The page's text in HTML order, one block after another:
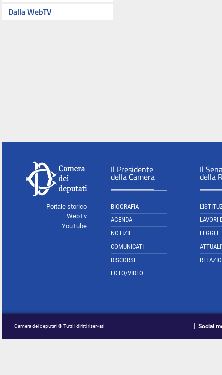
Dalla WebTV
Portale storico
WebTv
YouTube
Il Presidente
della Camera
BIOGRAFIA
AGENDA
NOTIZIE
COMUNICATI
DISCORSI
FOTO/VIDEO
Il
della
LAVORI
LEGGI E
Camera dei deputati © Tutti i diritti riservati Social